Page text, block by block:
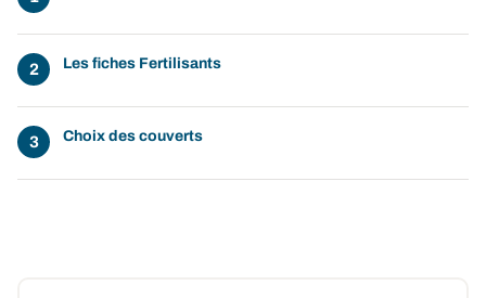
Les fiches Fertilisants
Choix des couverts